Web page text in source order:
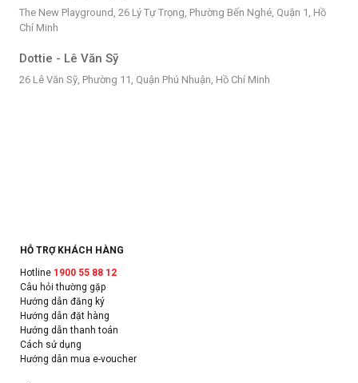
The New Playground, 26 Lý Tự Trọng, Phường Bến Nghé, Quận 1, Hồ
Chí Minh
Dottie - Lê Văn Sỹ
26 Lê Văn Sỹ, Phường 11, Quận Phú Nhuận, Hồ Chí Minh
HỖ TRỢ KHÁCH HÀNG
Hotline 1900 55 88 12
Câu hỏi thường gặp
Hướng dẫn đăng ký
Hướng dẫn đặt hàng
Hướng dẫn thanh toán
Cách sử dụng
Hướng dẫn mua e-voucher